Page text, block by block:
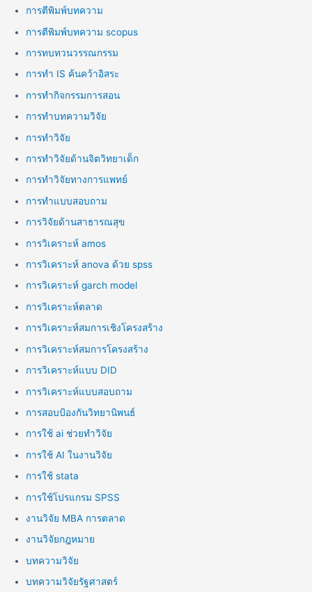
การตีพิมพ์บทความ
การตีพิมพ์บทความ scopus
การทบทวนวรรณกรรม
การทำ IS ค้นคว้าอิสระ
การทำกิจกรรมการสอน
การทำบทความวิจัย
การทำวิจัย
การทำวิจัยด้านจิตวิทยาเด็ก
การทำวิจัยทางการแพทย์
การทำแบบสอบถาม
การวิจัยด้านสาธารณสุข
การวิเคราะห์ amos
การวิเคราะห์ anova ด้วย spss
การวิเคราะห์ garch model
การวิเคราะห์ตลาด
การวิเคราะห์สมการเชิงโครงสร้าง
การวิเคราะห์สมการโครงสร้าง
การวิเคราะห์แบบ DID
การวิเคราะห์แบบสอบถาม
การสอบป้องกันวิทยานิพนธ์
การใช้ ai ช่วยทำวิจัย
การใช้ AI ในงานวิจัย
การใช้ stata
การใช้โปรแกรม SPSS
งานวิจัย MBA การตลาด
งานวิจัยกฎหมาย
บทความวิจัย
บทความวิจัยรัฐศาสตร์